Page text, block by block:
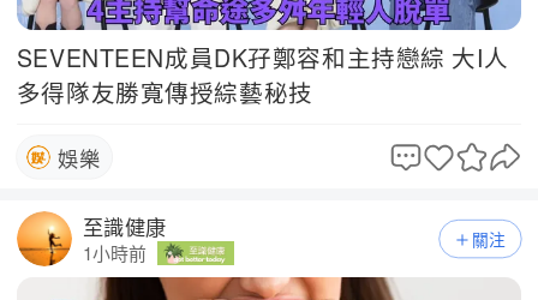
SEVENTEEN成員DK孖鄭容和主持戀綜 大I人
多得隊友勝寬傳授綜藝秘技
娛樂
至識健康
1小時前
關注